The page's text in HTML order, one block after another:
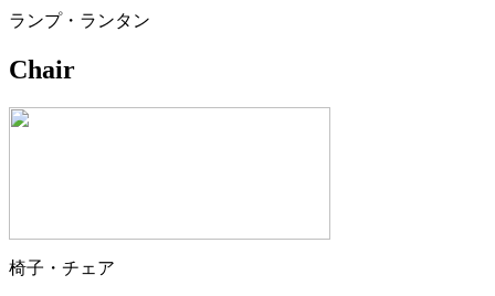
ランプ・ランタン
Chair
椅子・チェア